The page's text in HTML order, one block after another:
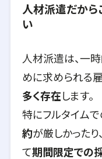
人材派遣だから
い
人材派遣は、一
めに求められる
多く存在します。
特にフルタイムで
約が厳しかった
て期間限定での